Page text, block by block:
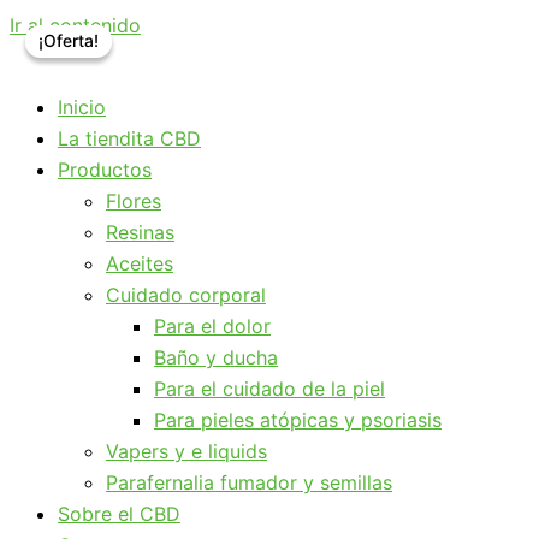
Ir al contenido
Inicio
La tiendita CBD
Productos
Flores
Resinas
Aceites
Cuidado corporal
Para el dolor
Baño y ducha
Para el cuidado de la piel
Para pieles atópicas y psoriasis
Vapers y e liquids
Parafernalia fumador y semillas
Sobre el CBD
¡Oferta!
¡Oferta!